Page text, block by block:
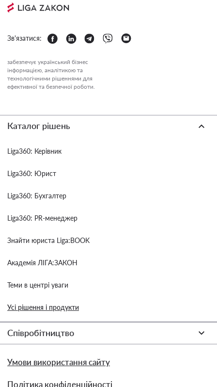
Зв'язатися:
забезпечує український бізнес
інформацією, аналітикою та
технологічними рішеннями для
ефективної та безпечної роботи.
Каталог рішень
Liga360: Керівник
Liga360: Юрист
Liga360: Бухгалтер
Liga360: PR-менеджер
Знайти юриста Liga:BOOK
Академія ЛІГА:ЗАКОН
Теми в центрі уваги
Усі рішення і продукти
Співробітництво
Умови використання сайту
Політика конфіденційності